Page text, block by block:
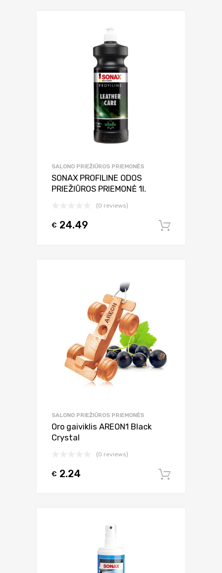
SALONO PRIEŽIŪROS PRIEMONĖS
SONAX PROFILINE ODOS
PRIEŽIŪROS PRIEMONĖ 1l.
(0 reviews)
€ 24.49
SALONO PRIEŽIŪROS PRIEMONĖS
Oro gaiviklis AREON1 Black
Crystal
(0 reviews)
€ 2.24